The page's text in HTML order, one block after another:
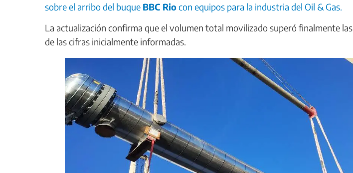
sobre el arribo del buque BBC Riocon equipos para la industria del Oil & Gas.
La actualización confirma que el volumen total movilizado superó finalmente las
de las cifras inicialmente informadas.